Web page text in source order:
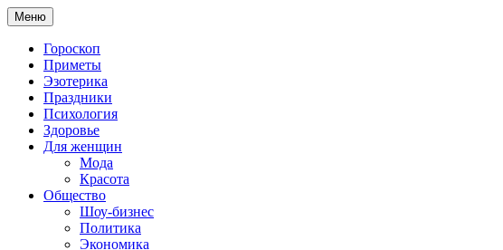
Меню
Гороскоп
Приметы
Эзотерика
Праздники
Психология
Здоровье
Для женщин
Мода
Красота
Общество
Шоу-бизнес
Политика
Экономика